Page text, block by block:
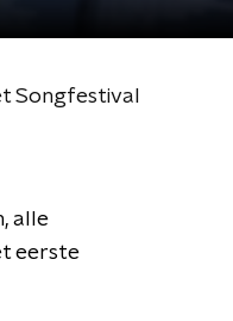
Songfestival
alle
eerste